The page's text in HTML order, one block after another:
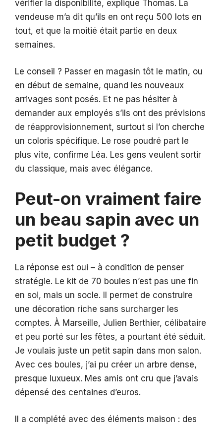
vérifier la disponibilité, explique Thomas. La
vendeuse m’a dit qu’ils en ont reçu 500 lots en
tout, et que la moitié était partie en deux
semaines.
Le conseil ? Passer en magasin tôt le matin, ou
en début de semaine, quand les nouveaux
arrivages sont posés. Et ne pas hésiter à
demander aux employés s’ils ont des prévisions
de réapprovisionnement, surtout si l’on cherche
un coloris spécifique. Le rose poudré part le
plus vite, confirme Léa. Les gens veulent sortir
du classique, mais avec élégance.
Peut-on vraiment faire
un beau sapin avec un
petit budget ?
La réponse est oui – à condition de penser
stratégie. Le kit de 70 boules n’est pas une fin
en soi, mais un socle. Il permet de construire
une décoration riche sans surcharger les
comptes. À Marseille, Julien Berthier, célibataire
et peu porté sur les fêtes, a pourtant été séduit.
Je voulais juste un petit sapin dans mon salon.
Avec ces boules, j’ai pu créer un arbre dense,
presque luxueux. Mes amis ont cru que j’avais
dépensé des centaines d’euros.
Il a complété avec des éléments maison : des